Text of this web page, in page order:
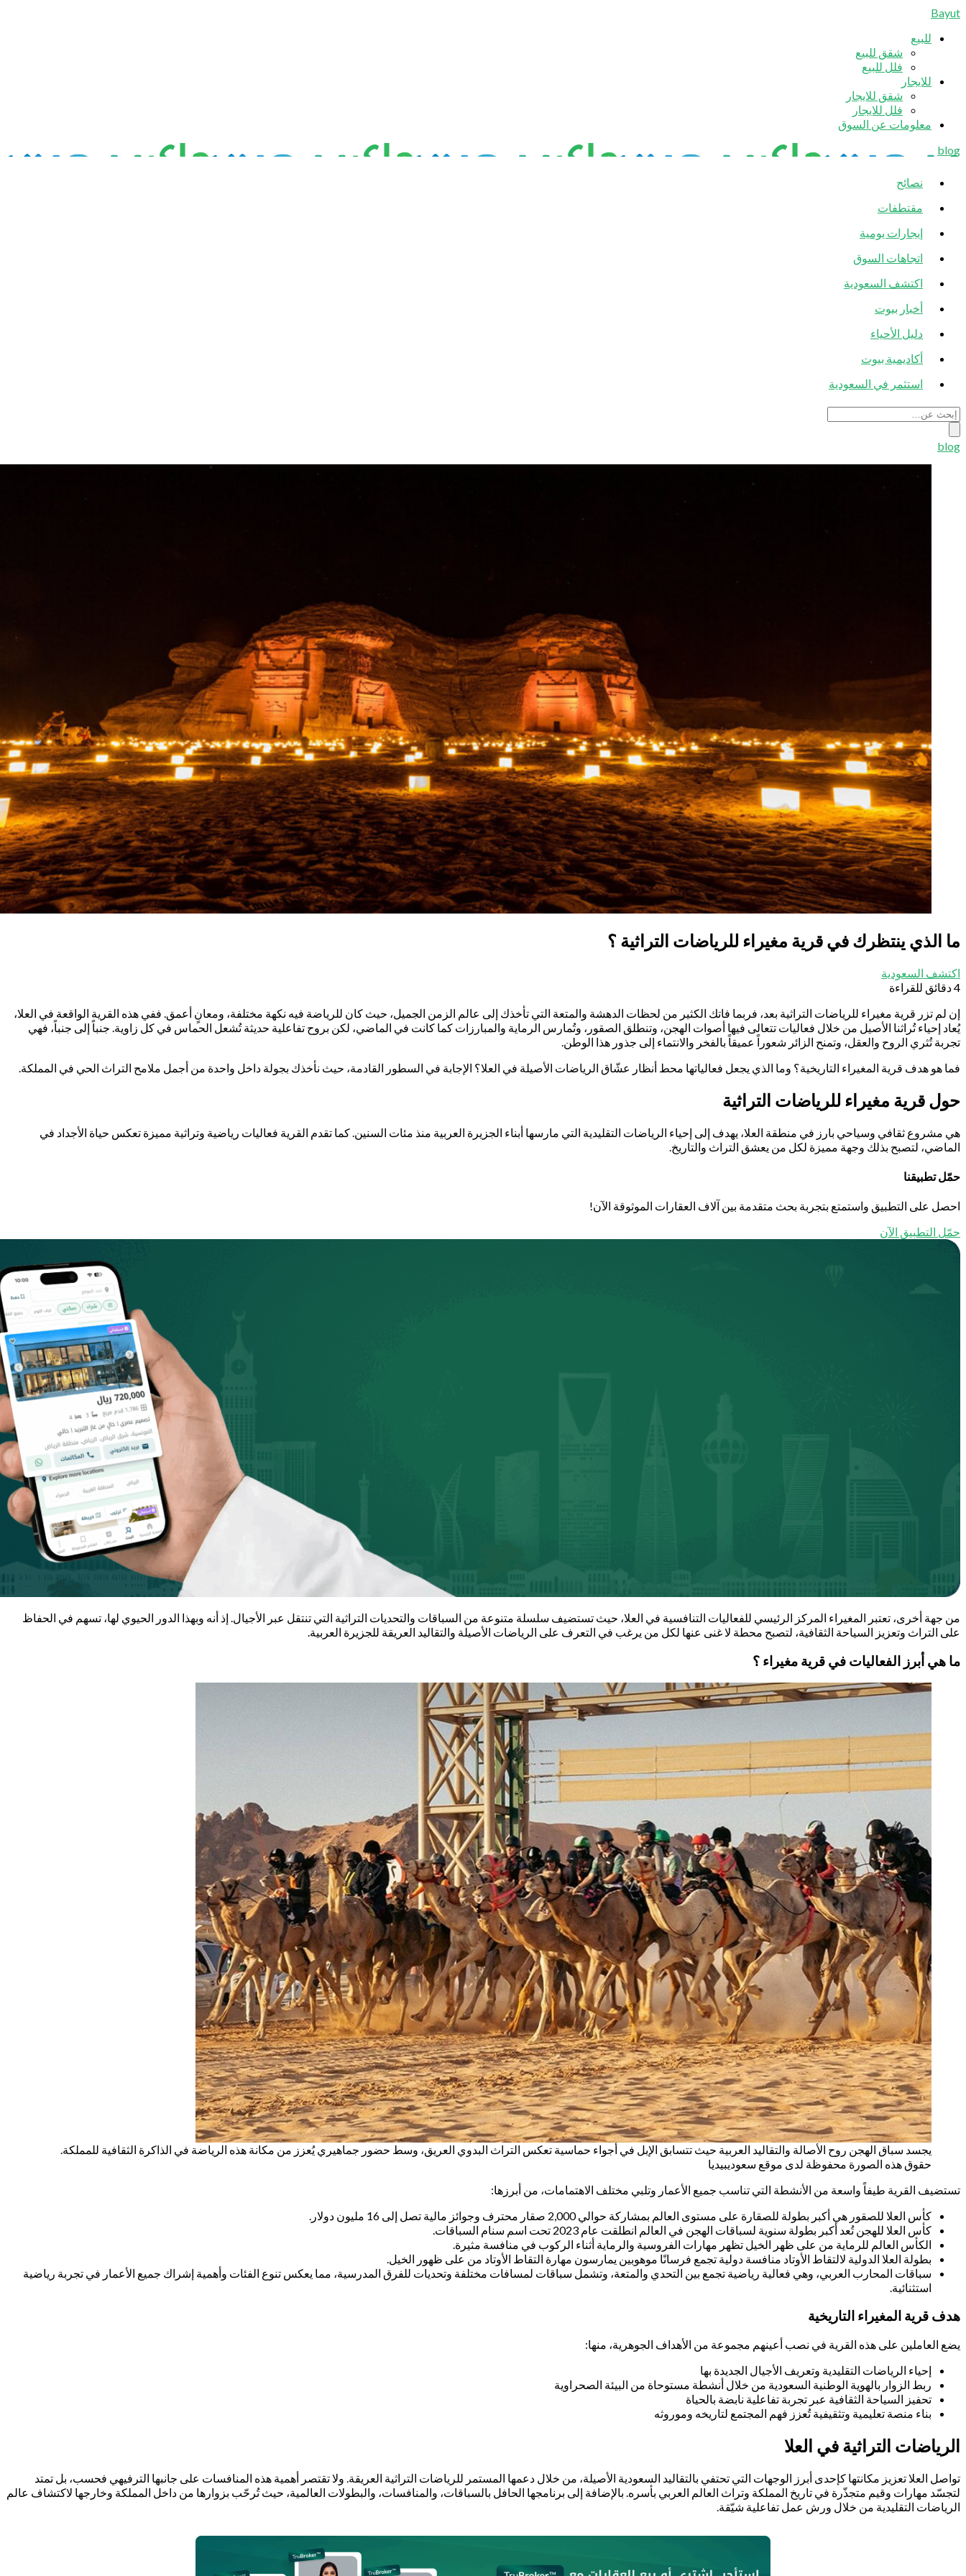
Bayut
للبيع
شقق للبيع
فلل للبيع
للايجار
شقق للايجار
فلل للايجار
معلومات عن السوق
blog
نصائح
مقتطفات
إيجارات يومية
اتجاهات السوق
اكتشف السعودية
أخبار بيوت
دليل الأحياء
أكاديمية بيوت
استثمر في السعودية
blog
ما الذي ينتظرك في قرية مغيراء للرياضات التراثية ؟
اكتشف السعودية
4 دقائق للقراءة
إن لم تزر قرية مغيراء للرياضات التراثية بعد، فربما فاتك الكثير من لحظات الدهشة والمتعة التي تأخذك إلى عالم الزمن الجميل، حيث كان للرياضة فيه نكهة مختلفة، ومعانٍ أعمق. ففي هذه القرية الواقعة في العلا،
يُعاد إحياء تُراثنا الأصيل من خلال فعاليات تتعالى فيها أصوات الهجن، وتنطلق الصقور، وتُمارس الرماية والمبارزات كما كانت في الماضي، لكن بروح تفاعلية حديثة تُشعل الحماس في كل زاوية. جنباً إلى جنباً، فهي
تجربة تُثري الروح والعقل، وتمنح الزائر شعوراً عميقاً بالفخر والانتماء إلى جذور هذا الوطن.
فما هو هدف قرية المغيراء التاريخية؟ وما الذي يجعل فعالياتها محط أنظار عشّاق الرياضات الأصيلة في العلا؟ الإجابة في السطور القادمة، حيث نأخذك بجولة داخل واحدة من أجمل ملامح التراث الحي في المملكة.
حول قرية مغيراء للرياضات التراثية
هي مشروع ثقافي وسياحي بارز في منطقة العلا، يهدف إلى إحياء الرياضات التقليدية التي مارسها أبناء الجزيرة العربية منذ مئات السنين. كما تقدم القرية فعاليات رياضية وتراثية مميزة تعكس حياة الأجداد في
الماضي، لتصبح بذلك وجهة مميزة لكل من يعشق التراث والتاريخ.
حمّل تطبيقنا
احصل على التطبيق واستمتع بتجربة بحث متقدمة بين آلاف العقارات الموثوقة الآن!
حمّل التطبيق الآن
من جهة أخرى، تعتبر المغيراء المركز الرئيسي للفعاليات التنافسية في العلا، حيث تستضيف سلسلة متنوعة من السباقات والتحديات التراثية التي تنتقل عبر الأجيال. إذ أنه وبهذا الدور الحيوي لها، تسهم في الحفاظ
على التراث وتعزيز السياحة الثقافية، لتصبح محطة لا غنى عنها لكل من يرغب في التعرف على الرياضات الأصيلة والتقاليد العريقة للجزيرة العربية.
ما هي أبرز الفعاليات في قرية مغيراء ؟
يجسد سباق الهجن روح الأصالة والتقاليد العربية حيث تتسابق الإبل في أجواء حماسية تعكس التراث البدوي العريق، وسط حضور جماهيري يُعزز من مكانة هذه الرياضة في الذاكرة الثقافية للمملكة.
حقوق هذه الصورة محفوظة لدى موقع سعوديبيديا
تستضيف القرية طيفاً واسعة من الأنشطة التي تناسب جميع الأعمار وتلبي مختلف الاهتمامات، من أبرزها:
كأس العلا للصقور هي أكبر بطولة للصقارة على مستوى العالم بمشاركة حوالي 2,000 صقار محترف وجوائز مالية تصل إلى 16 مليون دولار.
كأس العلا للهجن تُعد أكبر بطولة سنوية لسباقات الهجن في العالم انطلقت عام 2023 تحت اسم سنام السباقات.
الكأس العالم للرماية من على ظهر الخيل تظهر مهارات الفروسية والرماية أثناء الركوب في منافسة مثيرة.
بطولة العلا الدولية لالتقاط الأوتاد منافسة دولية تجمع فرسانًا موهوبين يمارسون مهارة التقاط الأوتاد من على ظهور الخيل.
سباقات المحارب العربي، وهي فعالية رياضية تجمع بين التحدي والمتعة، وتشمل سباقات لمسافات مختلفة وتحديات للفرق المدرسية، مما يعكس تنوع الفئات وأهمية إشراك جميع الأعمار في تجربة رياضية
استثنائية.
هدف قرية المغيراء التاريخية
يضع العاملين على هذه القرية في نصب أعينهم مجموعة من الأهداف الجوهرية، منها:
إحياء الرياضات التقليدية وتعريف الأجيال الجديدة بها
ربط الزوار بالهوية الوطنية السعودية من خلال أنشطة مستوحاة من البيئة الصحراوية
تحفيز السياحة الثقافية عبر تجربة تفاعلية نابضة بالحياة
بناء منصة تعليمية وتثقيفية تُعزز فهم المجتمع لتاريخه وموروثه
الرياضات التراثية في العلا
تواصل العلا تعزيز مكانتها كإحدى أبرز الوجهات التي تحتفي بالتقاليد السعودية الأصيلة، من خلال دعمها المستمر للرياضات التراثية العريقة. ولا تقتصر أهمية هذه المنافسات على جانبها الترفيهي فحسب، بل تمتد
لتجسّد مهارات وقيم متجذّرة في تاريخ المملكة وتراث العالم العربي بأسره. بالإضافة إلى برنامجها الحافل بالسباقات، والمنافسات، والبطولات العالمية، حيث تُرحّب بزوارها من داخل المملكة وخارجها لاكتشاف عالم
الرياضات التقليدية من خلال ورش عمل تفاعلية شيّقة.